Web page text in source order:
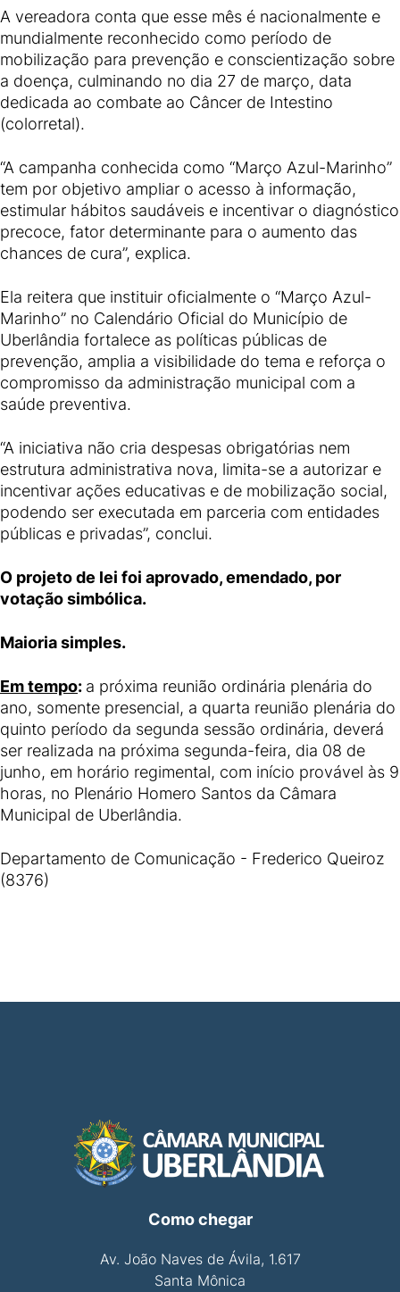
A vereadora conta que esse mês é nacionalmente e
mundialmente reconhecido como período de
mobilização para prevenção e conscientização sobre
a doença, culminando no dia 27 de março, data
dedicada ao combate ao Câncer de Intestino
(colorretal).
“A campanha conhecida como “Março Azul-Marinho”
tem por objetivo ampliar o acesso à informação,
estimular hábitos saudáveis e incentivar o diagnóstico
precoce, fator determinante para o aumento das
chances de cura”, explica.
Ela reitera que instituir oficialmente o “Março Azul-
Marinho” no Calendário Oficial do Município de
Uberlândia fortalece as políticas públicas de
prevenção, amplia a visibilidade do tema e reforça o
compromisso da administração municipal com a
saúde preventiva.
“A iniciativa não cria despesas obrigatórias nem
estrutura administrativa nova, limita-se a autorizar e
incentivar ações educativas e de mobilização social,
podendo ser executada em parceria com entidades
públicas e privadas”, conclui.
O projeto de lei foi aprovado, emendado, por
votação simbólica.
Maioria simples.
Em tempo: a próxima reunião ordinária plenária do
ano, somente presencial, a quarta reunião plenária do
quinto período da segunda sessão ordinária, deverá
ser realizada na próxima segunda-feira, dia 08 de
junho, em horário regimental, com início provável às 9
horas, no Plenário Homero Santos da Câmara
Municipal de Uberlândia.
Departamento de Comunicação - Frederico Queiroz
(8376)
Como chegar
Av. João Naves de Ávila, 1.617
Santa Mônica